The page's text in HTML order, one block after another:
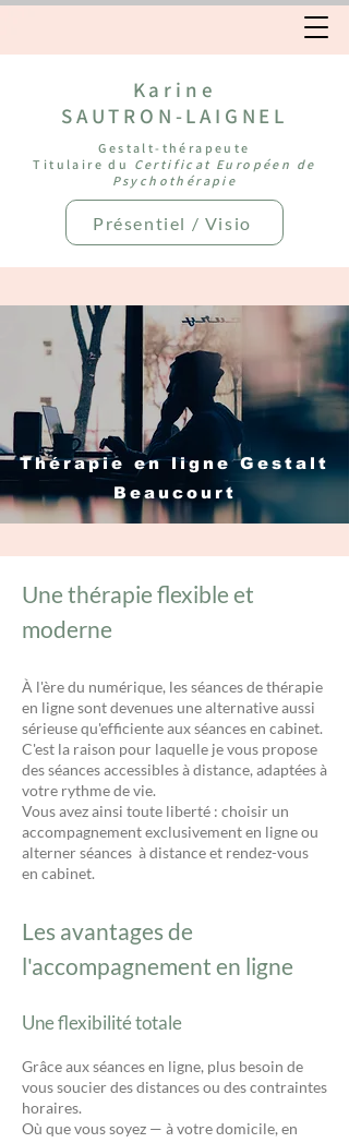
Karine
SAUTRON-LAIGNEL
Gestalt-thérapeute
Titulaire du Certificat Européen de
Psychothérapie
Présentiel / Visio
Thérapie en ligne Gestalt
Beaucourt
Une thérapie flexible et
moderne
À l'ère du numérique, les séances de thérapie
en ligne sont devenues une alternative aussi
sérieuse qu'efficiente aux séances en cabinet.
C'est la raison pour laquelle je vous propose
des séances accessibles à distance, adaptées à
votre rythme de vie.
Vous avez ainsi toute liberté : choisir un
accompagnement exclusivement en ligne ou
alterner séances à distance et rendez-vous
en cabinet.
Les avantages de
l'accompagnement en ligne
Une flexibilité totale
Grâce aux séances en ligne, plus besoin de
vous soucier des distances ou des contraintes
horaires.
Où que vous soyez — à votre domicile, en